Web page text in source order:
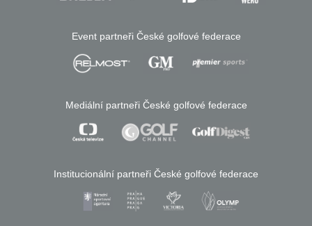
Event partneři České golfové federace
Mediální partneři České golfové federace
Institucionální partneři České golfové federace